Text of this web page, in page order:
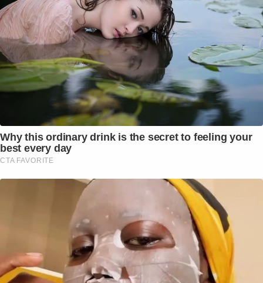
Why this ordinary drink is the secret to feeling your
best every day
CTA FAVORITE